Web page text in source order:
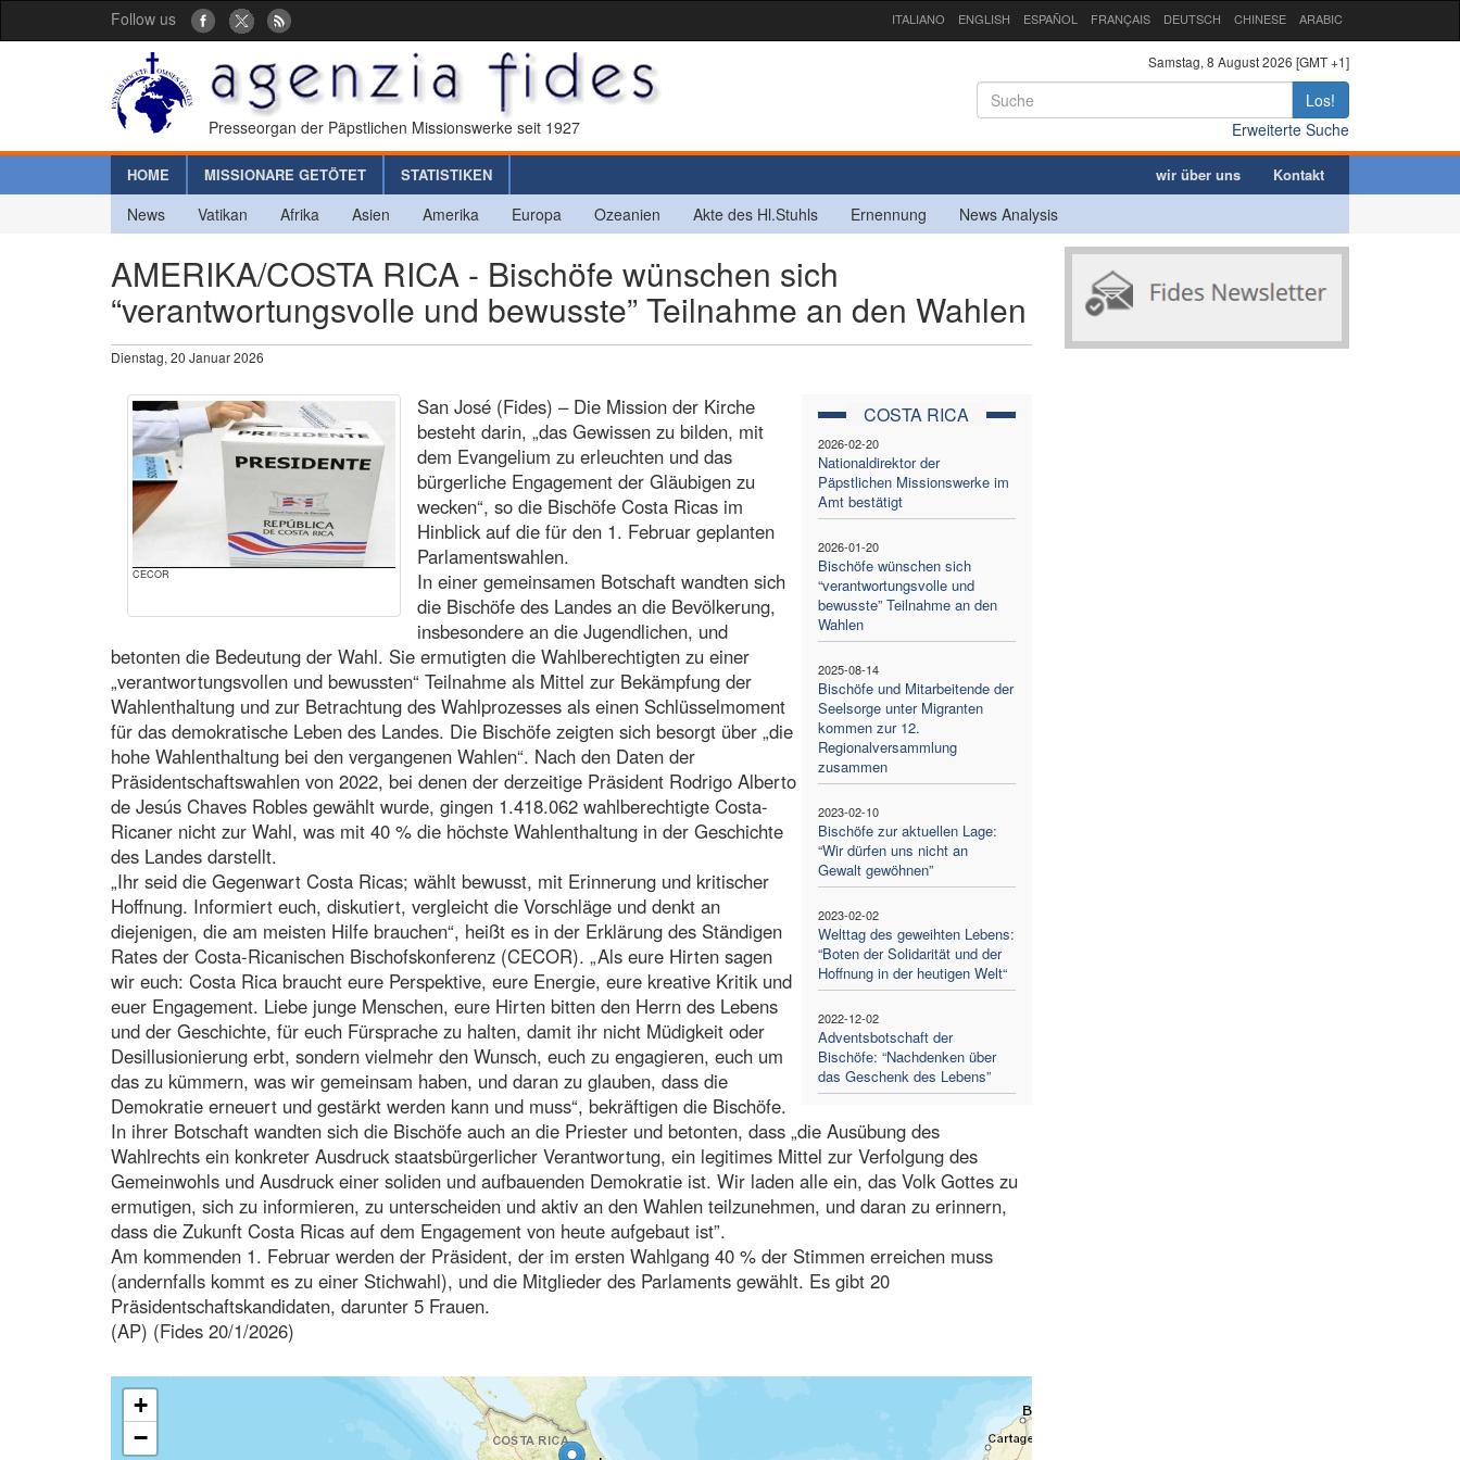
Follow us ITALIANO ENGLISH ESPAÑOL FRANÇAIS DEUTSCH CHINESE ARABIC
Presseorgan der Päpstlichen Missionswerke seit 1927
Samstag, 8 August 2026 [GMT +1]
Los!
Erweiterte Suche
HOME MISSIONARE GETÖTET STATISTIKEN wir über uns Kontakt
News Vatikan Afrika Asien Amerika Europa Ozeanien Akte des Hl.Stuhls Ernennung News Analysis
AMERIKA/COSTA RICA - Bischöfe wünschen sich
“verantwortungsvolle und bewusste” Teilnahme an den Wahlen
Dienstag, 20 Januar 2026
CECOR
COSTA RICA
2026-02-20
Nationaldirektor der
Päpstlichen Missionswerke im
Amt bestätigt
2026-01-20
Bischöfe wünschen sich
“verantwortungsvolle und
bewusste” Teilnahme an den
Wahlen
2025-08-14
Bischöfe und Mitarbeitende der
Seelsorge unter Migranten
kommen zur 12.
Regionalversammlung
zusammen
2023-02-10
Bischöfe zur aktuellen Lage:
“Wir dürfen uns nicht an
Gewalt gewöhnen”
2023-02-02
Welttag des geweihten Lebens:
“Boten der Solidarität und der
Hoffnung in der heutigen Welt“
2022-12-02
Adventsbotschaft der
Bischöfe: “Nachdenken über
das Geschenk des Lebens”
San José (Fides) – Die Mission der Kirche
besteht darin, „das Gewissen zu bilden, mit
dem Evangelium zu erleuchten und das
bürgerliche Engagement der Gläubigen zu
wecken“, so die Bischöfe Costa Ricas im
Hinblick auf die für den 1. Februar geplanten
Parlamentswahlen.
In einer gemeinsamen Botschaft wandten sich
die Bischöfe des Landes an die Bevölkerung,
insbesondere an die Jugendlichen, und
betonten die Bedeutung der Wahl. Sie ermutigten die Wahlberechtigten zu einer
„verantwortungsvollen und bewussten“ Teilnahme als Mittel zur Bekämpfung der
Wahlenthaltung und zur Betrachtung des Wahlprozesses als einen Schlüsselmoment
für das demokratische Leben des Landes. Die Bischöfe zeigten sich besorgt über „die
hohe Wahlenthaltung bei den vergangenen Wahlen“. Nach den Daten der
Präsidentschaftswahlen von 2022, bei denen der derzeitige Präsident Rodrigo Alberto
de Jesús Chaves Robles gewählt wurde, gingen 1.418.062 wahlberechtigte Costa-
Ricaner nicht zur Wahl, was mit 40 % die höchste Wahlenthaltung in der Geschichte
des Landes darstellt.
„Ihr seid die Gegenwart Costa Ricas; wählt bewusst, mit Erinnerung und kritischer
Hoffnung. Informiert euch, diskutiert, vergleicht die Vorschläge und denkt an
diejenigen, die am meisten Hilfe brauchen“, heißt es in der Erklärung des Ständigen
Rates der Costa-Ricanischen Bischofskonferenz (CECOR). „Als eure Hirten sagen
wir euch: Costa Rica braucht eure Perspektive, eure Energie, eure kreative Kritik und
euer Engagement. Liebe junge Menschen, eure Hirten bitten den Herrn des Lebens
und der Geschichte, für euch Fürsprache zu halten, damit ihr nicht Müdigkeit oder
Desillusionierung erbt, sondern vielmehr den Wunsch, euch zu engagieren, euch um
das zu kümmern, was wir gemeinsam haben, und daran zu glauben, dass die
Demokratie erneuert und gestärkt werden kann und muss“, bekräftigen die Bischöfe.
In ihrer Botschaft wandten sich die Bischöfe auch an die Priester und betonten, dass „die Ausübung des
Wahlrechts ein konkreter Ausdruck staatsbürgerlicher Verantwortung, ein legitimes Mittel zur Verfolgung des
Gemeinwohls und Ausdruck einer soliden und aufbauenden Demokratie ist. Wir laden alle ein, das Volk Gottes zu
ermutigen, sich zu informieren, zu unterscheiden und aktiv an den Wahlen teilzunehmen, und daran zu erinnern,
dass die Zukunft Costa Ricas auf dem Engagement von heute aufgebaut ist”.
Am kommenden 1. Februar werden der Präsident, der im ersten Wahlgang 40 % der Stimmen erreichen muss
(andernfalls kommt es zu einer Stichwahl), und die Mitglieder des Parlaments gewählt. Es gibt 20
Präsidentschaftskandidaten, darunter 5 Frauen.
(AP) (Fides 20/1/2026)
+
−